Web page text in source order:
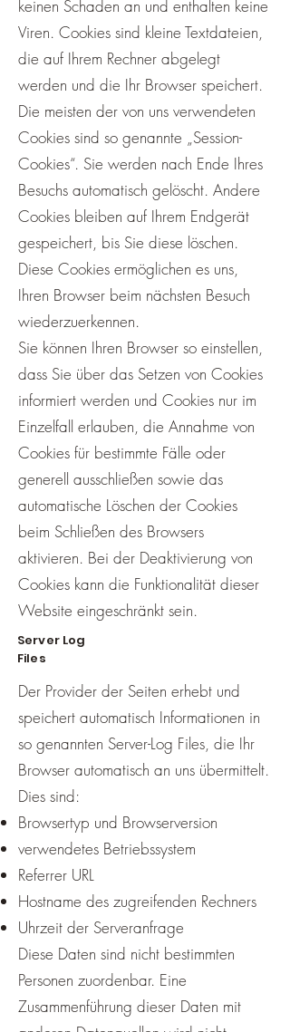
keinen Schaden an und enthalten keine
Viren. Cookies sind kleine Textdateien,
die auf Ihrem Rechner abgelegt
werden und die Ihr Browser speichert.
Die meisten der von uns verwendeten
Cookies sind so genannte „Session-
Cookies“. Sie werden nach Ende Ihres
Besuchs automatisch gelöscht. Andere
Cookies bleiben auf Ihrem Endgerät
gespeichert, bis Sie diese löschen.
Diese Cookies ermöglichen es uns,
Ihren Browser beim nächsten Besuch
wiederzuerkennen.
Sie können Ihren Browser so einstellen,
dass Sie über das Setzen von Cookies
informiert werden und Cookies nur im
Einzelfall erlauben, die Annahme von
Cookies für bestimmte Fälle oder
generell ausschließen sowie das
automatische Löschen der Cookies
beim Schließen des Browsers
aktivieren. Bei der Deaktivierung von
Cookies kann die Funktionalität dieser
Website eingeschränkt sein.
Server Log
Files
Der Provider der Seiten erhebt und
speichert automatisch Informationen in
so genannten Server-Log Files, die Ihr
Browser automatisch an uns übermittelt.
Dies sind:
Browsertyp und Browserversion
verwendetes Betriebssystem
Referrer URL
Hostname des zugreifenden Rechners
Uhrzeit der Serveranfrage
Diese Daten sind nicht bestimmten
Personen zuordenbar. Eine
Zusammenführung dieser Daten mit